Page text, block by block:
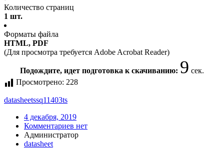
Количество страниц
1 шт.
Форматы файла
HTML, PDF
(Для просмотра требуется Adobe Acrobat Reader)
Подождите, идет подготовка к скачиванию: 9 сек.
Просмотрено: 228
datasheetssq11403ts
4 декабря, 2019
Комментариев нет
Администратор
datasheet